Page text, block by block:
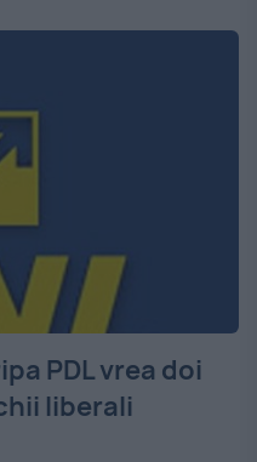
PDL vrea doi
liberali